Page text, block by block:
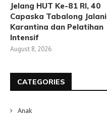
Jelang HUT Ke-81 RI, 40
Capaska Tabalong Jalani
Karantina dan Pelatihan
Intensif
August 8, 2026
CATEGORIES
Anak